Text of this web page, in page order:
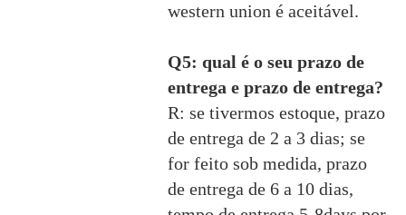
western union é aceitável.
Q5: qual é o seu prazo de
entrega e prazo de entrega?
R: se tivermos estoque, prazo
de entrega de 2 a 3 dias; se
for feito sob medida, prazo
de entrega de 6 a 10 dias,